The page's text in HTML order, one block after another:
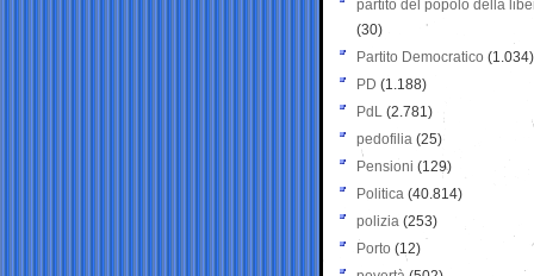
partito del popolo della
(30)
Partito Democratico (1.034)
PD (1.188)
PdL (2.781)
pedofilia (25)
Pensioni (129)
Politica (40.814)
polizia (253)
Porto (12)